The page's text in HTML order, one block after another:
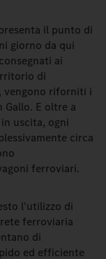
il punto di
giorno da qui
ai
di
vengono riforniti i
Gallo. E oltre a
uscita, ogni
circa
ferroviari.
l'utilizzo di
ferroviaria
di
ed efficiente